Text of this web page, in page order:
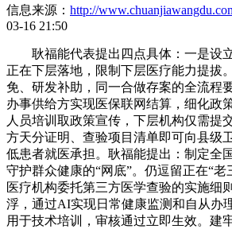
信息来源： http://
03-16 21:50
耿福能代表提出四点具体：一是设
正在下层落地，限制下层医疗能力提拔
免、研发补助，同一合做存案的全流程
办事供给方实现医保联网结算，细化政
人员培训取政策宣传，下层机构仅需提
方天分证明、查验项目清单即可向县级
低患者就医承担。耿福能提出：制定全
守护群众健康的“网底”。仍逗留正在“老
医疗机构委托第三方医学查验的实施细
浮，通过AI实现日常健康监测和自从办
用于技术培训，审核通过立即生效。建